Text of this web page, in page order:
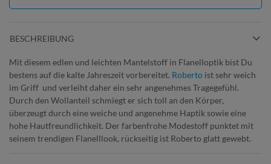
BESCHREIBUNG
Mit diesem edlen und leichten Mantelstoff in Flanelloptik bist Du
bestens auf die kalte Jahreszeit vorbereitet. Roberto ist sehr weich
im Griff und verleiht daher ein sehr angenehmes Tragegefühl.
Durch den Wollanteil schmiegt er sich toll an den Körper,
überzeugt durch eine weiche und angenehme Haptik sowie eine
hohe Hautfreundlichkeit. Der farbenfrohe Modestoff punktet mit
seinem trendigen Flanelllook, rückseitig ist Roberto glatt gewebt.